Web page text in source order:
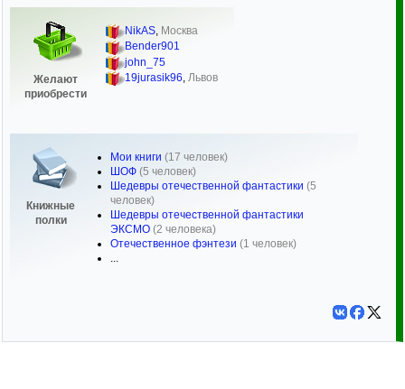
Желают
приобрести
NikAS, Москва
Bender901
john_75
19jurasik96, Львов
Книжные
полки
Мои книги (17 человек)
ШОФ (5 человек)
Шедевры отечественной фантастики (5
человек)
Шедевры отечественной фантастики
ЭКСМО (2 человека)
Отечественное фэнтези (1 человек)
...